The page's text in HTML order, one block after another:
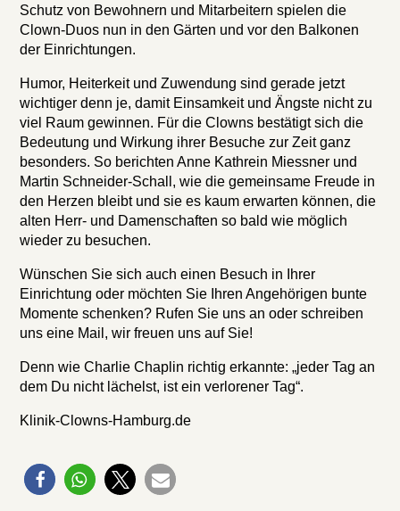
Schutz von Bewohnern und Mitarbeitern spielen die
Clown-Duos nun in den Gärten und vor den Balkonen
der Einrichtungen.
Humor, Heiterkeit und Zuwendung sind gerade jetzt
wichtiger denn je, damit Einsamkeit und Ängste nicht zu
viel Raum gewinnen. Für die Clowns bestätigt sich die
Bedeutung und Wirkung ihrer Besuche zur Zeit ganz
besonders. So berichten Anne Kathrein Miessner und
Martin Schneider-Schall, wie die gemeinsame Freude in
den Herzen bleibt und sie es kaum erwarten können, die
alten Herr- und Damenschaften so bald wie möglich
wieder zu besuchen.
Wünschen Sie sich auch einen Besuch in Ihrer
Einrichtung oder möchten Sie Ihren Angehörigen bunte
Momente schenken? Rufen Sie uns an oder schreiben
uns eine Mail, wir freuen uns auf Sie!
Denn wie Charlie Chaplin richtig erkannte: „jeder Tag an
dem Du nicht lächelst, ist ein verlorener Tag“.
Klinik-Clowns-Hamburg.de